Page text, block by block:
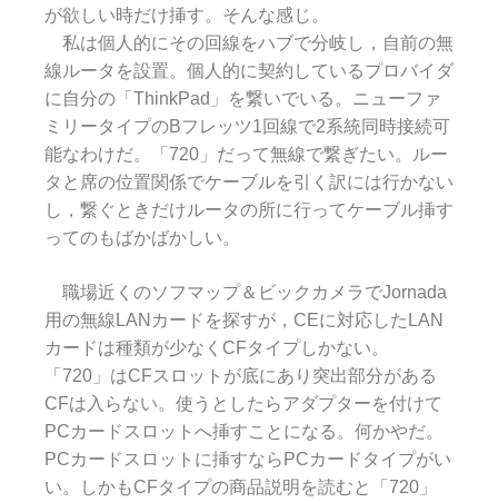
が欲しい時だけ挿す。そんな感じ。
私は個人的にその回線をハブで分岐し，自前の無
線ルータを設置。個人的に契約しているプロバイダ
に自分の「ThinkPad」を繋いでいる。ニューファ
ミリータイプのBフレッツ1回線で2系統同時接続可
能なわけだ。「720」だって無線で繋ぎたい。ルー
タと席の位置関係でケーブルを引く訳には行かない
し，繋ぐときだけルータの所に行ってケーブル挿す
ってのもばかばかしい。
職場近くのソフマップ＆ビックカメラでJornada
用の無線LANカードを探すが，CEに対応したLAN
カードは種類が少なくCFタイプしかない。
「720」はCFスロットが底にあり突出部分がある
CFは入らない。使うとしたらアダプターを付けて
PCカードスロットへ挿すことになる。何かやだ。
PCカードスロットに挿すならPCカードタイプがい
い。しかもCFタイプの商品説明を読むと「720」